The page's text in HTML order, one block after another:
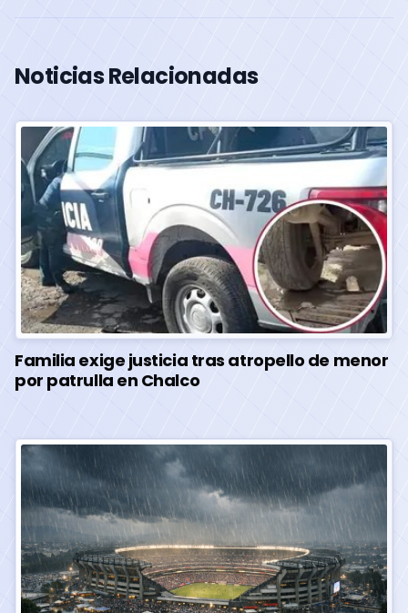
Noticias Relacionadas
Familia exige justicia tras atropello de menor
por patrulla en Chalco